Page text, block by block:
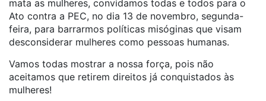
mata as mulheres, convidamos todas e todos para o
Ato contra a PEC, no dia 13 de novembro, segunda-
feira, para barrarmos políticas misóginas que visam
desconsiderar mulheres como pessoas humanas.
Vamos todas mostrar a nossa força, pois não
aceitamos que retirem direitos já conquistados às
mulheres!